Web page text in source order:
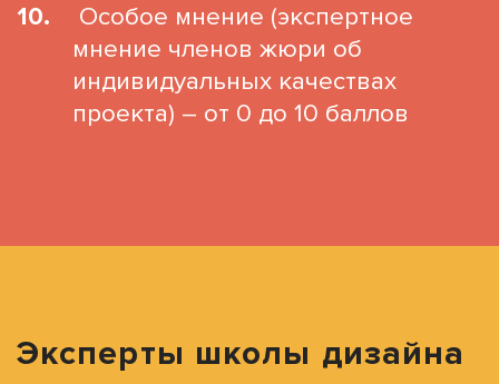
Особое мнение (экспертное
мнение членов жюри об
индивидуальных качествах
проекта) – от 0 до 10 баллов
Эксперты школы дизайна